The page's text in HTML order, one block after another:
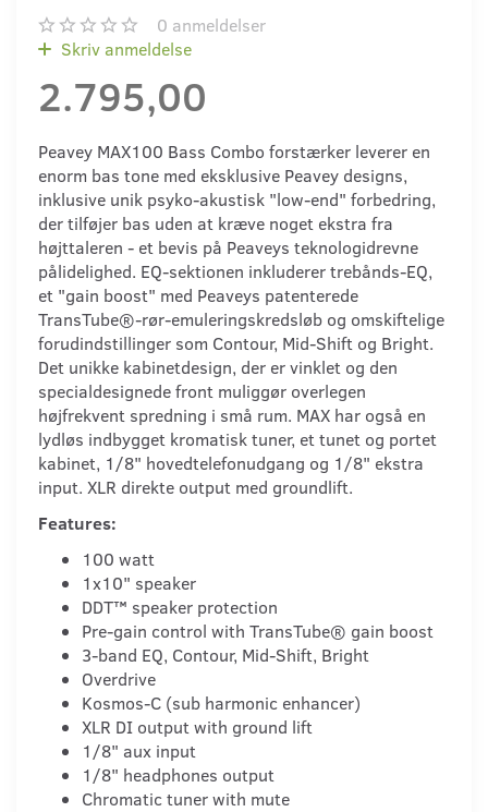
0 anmeldelser
Skriv anmeldelse
2.795,00
Peavey MAX100 Bass Combo forstærker leverer en
enorm bas tone med eksklusive Peavey designs,
inklusive unik psyko-akustisk "low-end" forbedring,
der tilføjer bas uden at kræve noget ekstra fra
højttaleren - et bevis på Peaveys teknologidrevne
pålidelighed. EQ-sektionen inkluderer trebånds-EQ,
et "gain boost" med Peaveys patenterede
TransTube®-rør-emuleringskredsløb og omskiftelige
forudindstillinger som Contour, Mid-Shift og Bright.
Det unikke kabinetdesign, der er vinklet og den
specialdesignede front muliggør overlegen
højfrekvent spredning i små rum. MAX har også en
lydløs indbygget kromatisk tuner, et tunet og portet
kabinet, 1/8" hovedtelefonudgang og 1/8" ekstra
input. XLR direkte output med groundlift.
Features:
100 watt
1x10" speaker
DDT™ speaker protection
Pre-gain control with TransTube® gain boost
3-band EQ, Contour, Mid-Shift, Bright
Overdrive
Kosmos-C (sub harmonic enhancer)
XLR DI output with ground lift
1/8" aux input
1/8" headphones output
Chromatic tuner with mute